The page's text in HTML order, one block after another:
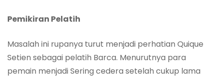
Pemikiran Pelatih
Masalah ini rupanya turut menjadi perhatian Quique
Setien sebagai pelatih Barca. Menurutnya para
pemain menjadi Sering cedera setelah cukup lama